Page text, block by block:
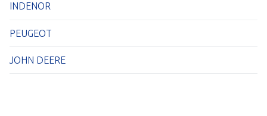
INDENOR
PEUGEOT
JOHN DEERE